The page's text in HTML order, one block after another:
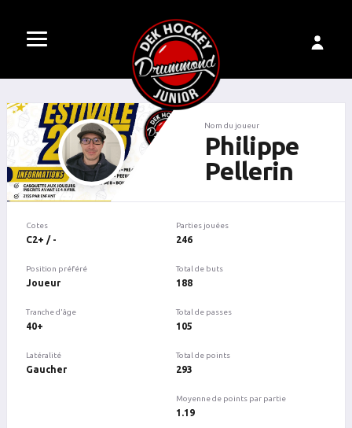
Nom du joueur
Philippe
Pellerin
Cotes
C2+ / -
Position préféré
Joueur
Tranche d'âge
40+
Latéralité
Gaucher
Parties jouées
246
Total de buts
188
Total de passes
105
Total de points
293
Moyenne de points par partie
1.19